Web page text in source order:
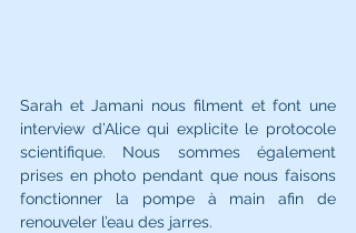
Sarah et Jamani nous filment et font une
interview d’Alice qui explicite le protocole
scientifique. Nous sommes également
prises en photo pendant que nous faisons
fonctionner la pompe à main afin de
renouveler l’eau des jarres.